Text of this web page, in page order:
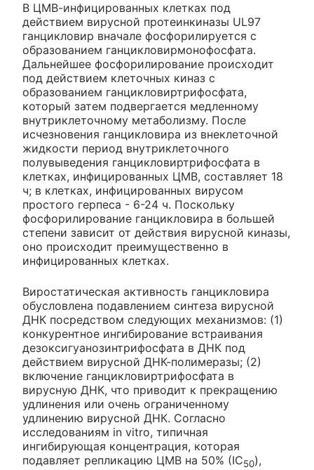
В ЦМВ-инфицированных клетках под
действием вирусной протеинкиназы UL97
ганцикловир вначале фосфорилируется с
образованием ганцикловирмонофосфата.
Дальнейшее фосфорилирование происходит
под действием клеточных киназ с
образованием ганцикловиртрифосфата,
который затем подвергается медленному
внутриклеточному метаболизму. После
исчезновения ганцикловира из внеклеточной
жидкости период внутриклеточного
полувыведения ганцикловиртрифосфата в
клетках, инфицированных ЦМВ, составляет 18
ч; в клетках, инфицированных вирусом
простого герпеса - 6-24 ч. Поскольку
фосфорилирование ганцикловира в большей
степени зависит от действия вирусной киназы,
оно происходит преимущественно в
инфицированных клетках.
Виростатическая активность ганцикловира
обусловлена подавлением синтеза вирусной
ДНК посредством следующих механизмов: (1)
конкурентное ингибирование встраивания
дезоксигуанозинтрифосфата в ДНК под
действием вирусной ДНК-полимеразы; (2)
включение ганцикловиртрифосфата в
вирусную ДНК, что приводит к прекращению
удлинения или очень ограниченному
удлинению вирусной ДНК. Согласно
исследованиям in vitro, типичная
ингибирующая концентрация, которая
подавляет репликацию ЦМВ на 50% (IC50),